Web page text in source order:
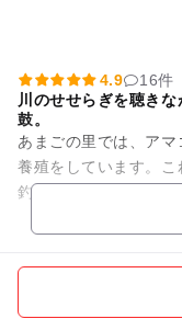
4.9
16件
川のせせらぎを聴き
鼓。
あまごの里では、ア
養殖をしています。こ
釣り堀もありますの
場で料理して食べる